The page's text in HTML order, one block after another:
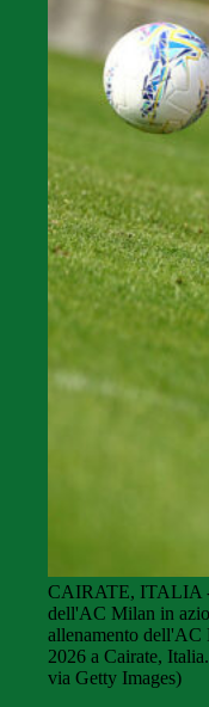
CAIRATE, ITALIA
dell'AC Milan in
allenamento
2026 a Cairate,
via Getty Images)